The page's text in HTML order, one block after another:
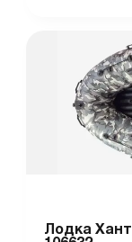
Лодка